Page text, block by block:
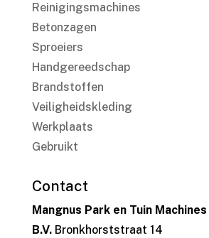
Reinigingsmachines
Betonzagen
Sproeiers
Handgereedschap
Brandstoffen
Veiligheidskleding
Werkplaats
Gebruikt
Contact
Mangnus Park en Tuin Machines
B.V.Bronkhorststraat 14